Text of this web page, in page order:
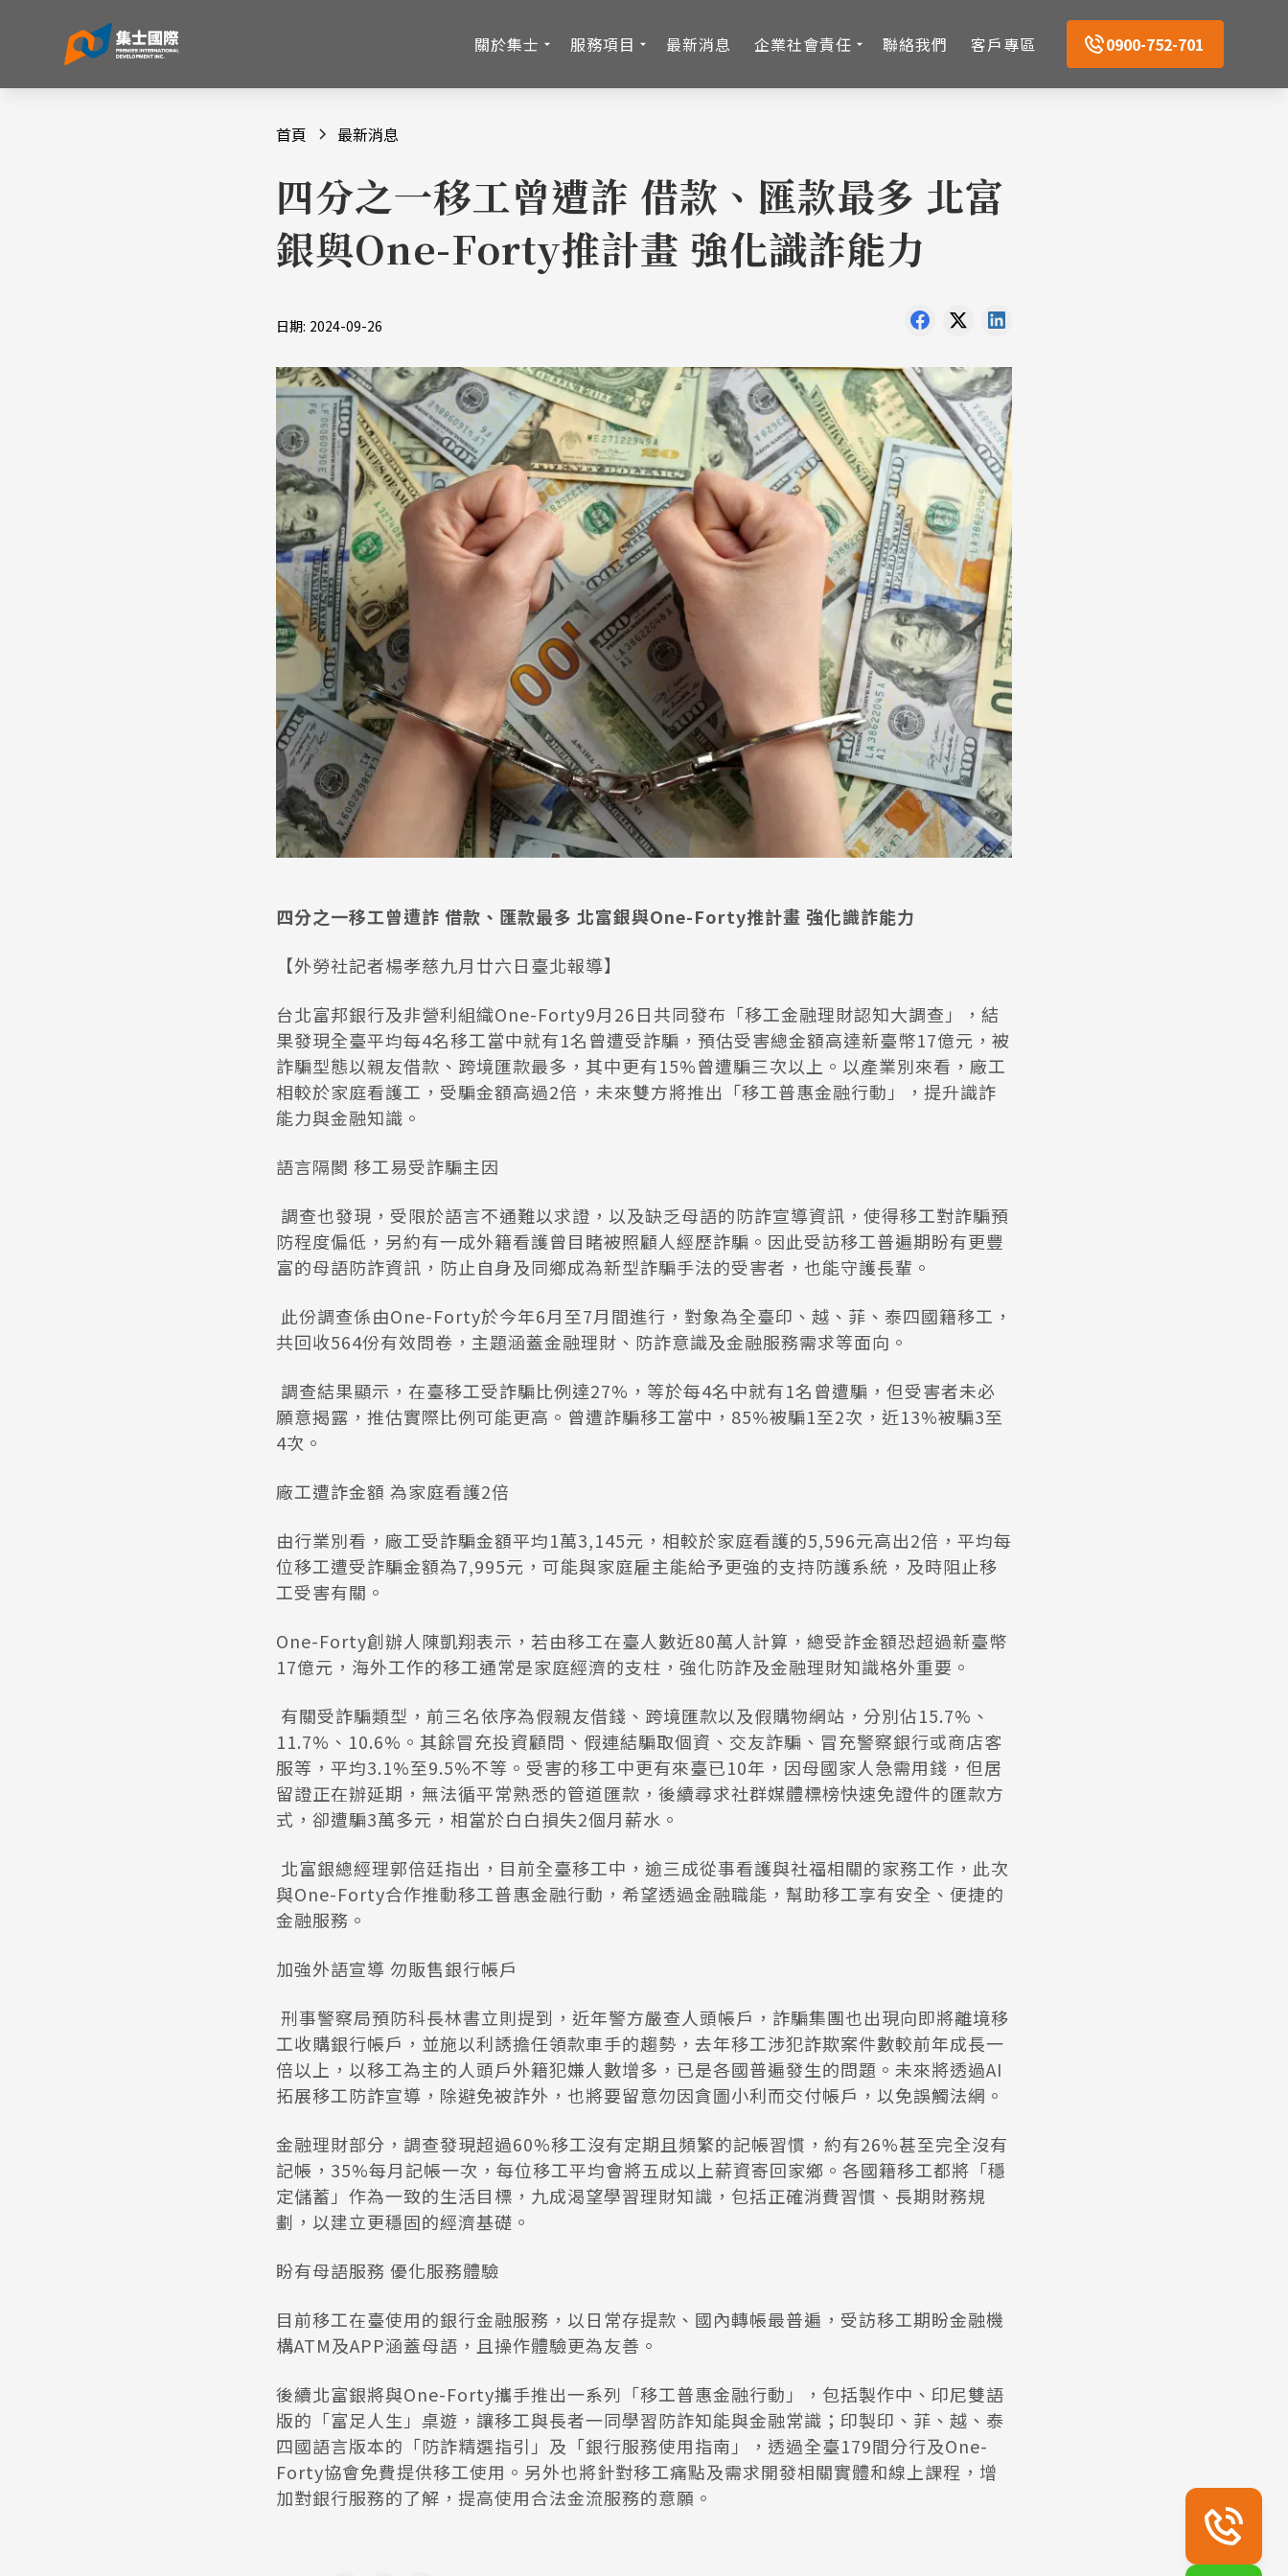
關於集士 服務項目 最新消息 企業社會責任 聯絡我們 客戶專區 0900-752-701
首頁 最新消息
四分之一移工曾遭詐 借款、匯款最多 北富
銀與One-Forty推計畫 強化識詐能力
日期: 2024-09-26
四分之一移工曾遭詐 借款、匯款最多 北富銀與One-Forty推計畫 強化識詐能力
【外勞社記者楊孝慈九月廿六日臺北報導】
台北富邦銀行及非營利組織One-Forty9月26日共同發布「移工金融理財認知大調查」，結
果發現全臺平均每4名移工當中就有1名曾遭受詐騙，預估受害總金額高達新臺幣17億元，被
詐騙型態以親友借款、跨境匯款最多，其中更有15%曾遭騙三次以上。以產業別來看，廠工
相較於家庭看護工，受騙金額高過2倍，未來雙方將推出「移工普惠金融行動」，提升識詐
能力與金融知識。
語言隔閡 移工易受詐騙主因
調查也發現，受限於語言不通難以求證，以及缺乏母語的防詐宣導資訊，使得移工對詐騙預
防程度偏低，另約有一成外籍看護曾目睹被照顧人經歷詐騙。因此受訪移工普遍期盼有更豐
富的母語防詐資訊，防止自身及同鄉成為新型詐騙手法的受害者，也能守護長輩。
此份調查係由One-Forty於今年6月至7月間進行，對象為全臺印、越、菲、泰四國籍移工，
共回收564份有效問卷，主題涵蓋金融理財、防詐意識及金融服務需求等面向。
調查結果顯示，在臺移工受詐騙比例達27%，等於每4名中就有1名曾遭騙，但受害者未必
願意揭露，推估實際比例可能更高。曾遭詐騙移工當中，85%被騙1至2次，近13%被騙3至
4次。
廠工遭詐金額 為家庭看護2倍
由行業別看，廠工受詐騙金額平均1萬3,145元，相較於家庭看護的5,596元高出2倍，平均每
位移工遭受詐騙金額為7,995元，可能與家庭雇主能給予更強的支持防護系統，及時阻止移
工受害有關。
One-Forty創辦人陳凱翔表示，若由移工在臺人數近80萬人計算，總受詐金額恐超過新臺幣
17億元，海外工作的移工通常是家庭經濟的支柱，強化防詐及金融理財知識格外重要。
有關受詐騙類型，前三名依序為假親友借錢、跨境匯款以及假購物網站，分別佔15.7%、
11.7%、10.6%。其餘冒充投資顧問、假連結騙取個資、交友詐騙、冒充警察銀行或商店客
服等，平均3.1%至9.5%不等。受害的移工中更有來臺已10年，因母國家人急需用錢，但居
留證正在辦延期，無法循平常熟悉的管道匯款，後續尋求社群媒體標榜快速免證件的匯款方
式，卻遭騙3萬多元，相當於白白損失2個月薪水。
北富銀總經理郭倍廷指出，目前全臺移工中，逾三成從事看護與社福相關的家務工作，此次
與One-Forty合作推動移工普惠金融行動，希望透過金融職能，幫助移工享有安全、便捷的
金融服務。
加強外語宣導 勿販售銀行帳戶
刑事警察局預防科長林書立則提到，近年警方嚴查人頭帳戶，詐騙集團也出現向即將離境移
工收購銀行帳戶，並施以利誘擔任領款車手的趨勢，去年移工涉犯詐欺案件數較前年成長一
倍以上，以移工為主的人頭戶外籍犯嫌人數增多，已是各國普遍發生的問題。未來將透過AI
拓展移工防詐宣導，除避免被詐外，也將要留意勿因貪圖小利而交付帳戶，以免誤觸法網。
金融理財部分，調查發現超過60%移工沒有定期且頻繁的記帳習慣，約有26%甚至完全沒有
記帳，35%每月記帳一次，每位移工平均會將五成以上薪資寄回家鄉。各國籍移工都將「穩
定儲蓄」作為一致的生活目標，九成渴望學習理財知識，包括正確消費習慣、長期財務規
劃，以建立更穩固的經濟基礎。
盼有母語服務 優化服務體驗
目前移工在臺使用的銀行金融服務，以日常存提款、國內轉帳最普遍，受訪移工期盼金融機
構ATM及APP涵蓋母語，且操作體驗更為友善。
後續北富銀將與One-Forty攜手推出一系列「移工普惠金融行動」，包括製作中、印尼雙語
版的「富足人生」桌遊，讓移工與長者一同學習防詐知能與金融常識；印製印、菲、越、泰
四國語言版本的「防詐精選指引」及「銀行服務使用指南」，透過全臺179間分行及One-
Forty協會免費提供移工使用。另外也將針對移工痛點及需求開發相關實體和線上課程，增
加對銀行服務的了解，提高使用合法金流服務的意願。